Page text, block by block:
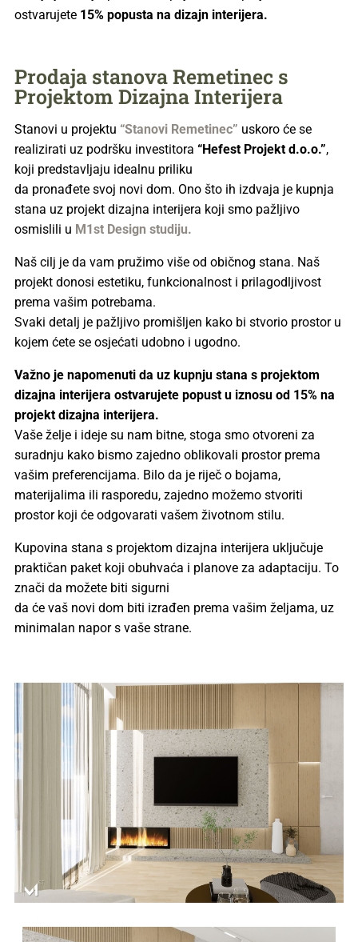
ostvarujete 15% popusta na dizajn interijera.
Prodaja stanova Remetinec s
Projektom Dizajna Interijera
Stanovi u projektu “Stanovi Remetinec” uskoro će se
realizirati uz podršku investitora “Hefest Projekt d.o.o.”,
koji predstavljaju idealnu priliku
da pronađete svoj novi dom. Ono što ih izdvaja je kupnja
stana uz projekt dizajna interijera koji smo pažljivo
osmislili u M1st Design studiju.
Naš cilj je da vam pružimo više od običnog stana. Naš
projekt donosi estetiku, funkcionalnost i prilagodljivost
prema vašim potrebama.
Svaki detalj je pažljivo promišljen kako bi stvorio prostor u
kojem ćete se osjećati udobno i ugodno.
Važno je napomenuti da uz kupnju stana s projektom
dizajna interijera ostvarujete popust u iznosu od 15% na
projekt dizajna interijera.
Vaše želje i ideje su nam bitne, stoga smo otvoreni za
suradnju kako bismo zajedno oblikovali prostor prema
vašim preferencijama. Bilo da je riječ o bojama,
materijalima ili rasporedu, zajedno možemo stvoriti
prostor koji će odgovarati vašem životnom stilu.
Kupovina stana s projektom dizajna interijera uključuje
praktičan paket koji obuhvaća i planove za adaptaciju. To
znači da možete biti sigurni
da će vaš novi dom biti izrađen prema vašim željama, uz
minimalan napor s vaše strane.